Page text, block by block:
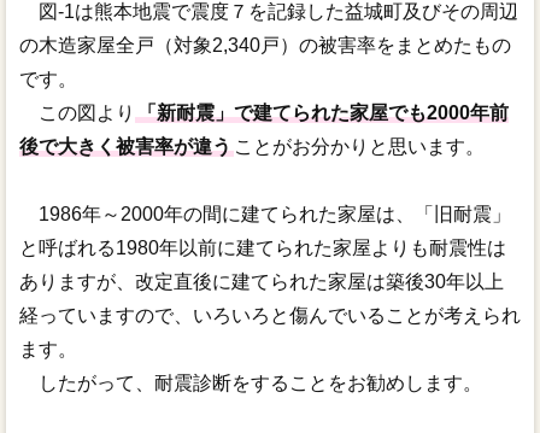
図-1は熊本地震で震度７を記録した益城町及びその周辺
の木造家屋全戸（対象2,340戸）の被害率をまとめたもの
です。
この図より 「新耐震」で建てられた家屋でも2000年前
後で大きく被害率が違うことがお分かりと思います。
1986年～2000年の間に建てられた家屋は、「旧耐震」
と呼ばれる1980年以前に建てられた家屋よりも耐震性は
ありますが、改定直後に建てられた家屋は築後30年以上
経っていますので、いろいろと傷んでいることが考えられ
ます。
したがって、耐震診断をすることをお勧めします。